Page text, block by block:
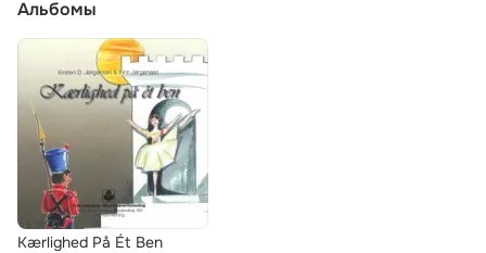
Альбомы
Kærlighed På Ét Ben